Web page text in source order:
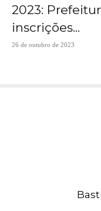
2023:
inscrições...
26 de outubro de 2023